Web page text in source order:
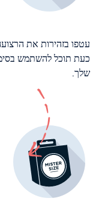
עטפו בזהירות את
כעת תוכל להשתמש
שלך.